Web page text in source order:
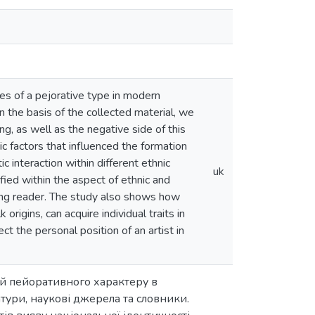
of a pejorative type in modern
the basis of the collected material, we
as well as the negative side of this
factors that influenced the formation
interaction within different ethnic
within the aspect of ethnic and
reader. The study also shows how
can acquire individual traits in
the personal position of an artist in
uk
пейоративного характеру в
наукові джерела та словники.